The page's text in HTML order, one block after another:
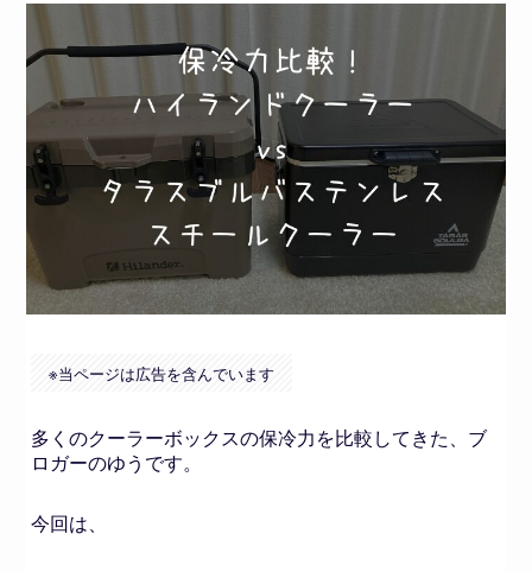
※当ページは広告を含んでいます
多くのクーラーボックスの保冷力を比較してきた、ブ
ロガーのゆうです。
今回は、